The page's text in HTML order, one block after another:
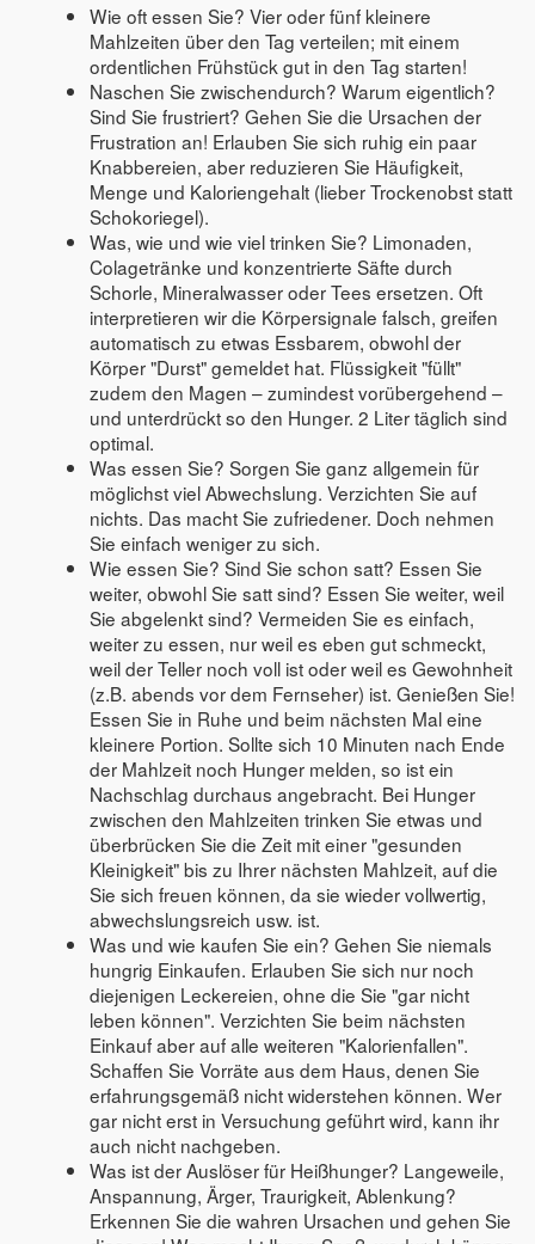
Wie oft essen Sie? Vier oder fünf kleinere
Mahlzeiten über den Tag verteilen; mit einem
ordentlichen Frühstück gut in den Tag starten!
Naschen Sie zwischendurch? Warum eigentlich?
Sind Sie frustriert? Gehen Sie die Ursachen der
Frustration an! Erlauben Sie sich ruhig ein paar
Knabbereien, aber reduzieren Sie Häufigkeit,
Menge und Kaloriengehalt (lieber Trockenobst statt
Schokoriegel).
Was, wie und wie viel trinken Sie? Limonaden,
Colagetränke und konzentrierte Säfte durch
Schorle, Mineralwasser oder Tees ersetzen. Oft
interpretieren wir die Körpersignale falsch, greifen
automatisch zu etwas Essbarem, obwohl der
Körper "Durst" gemeldet hat. Flüssigkeit "füllt"
zudem den Magen – zumindest vorübergehend –
und unterdrückt so den Hunger. 2 Liter täglich sind
optimal.
Was essen Sie? Sorgen Sie ganz allgemein für
möglichst viel Abwechslung. Verzichten Sie auf
nichts. Das macht Sie zufriedener. Doch nehmen
Sie einfach weniger zu sich.
Wie essen Sie? Sind Sie schon satt? Essen Sie
weiter, obwohl Sie satt sind? Essen Sie weiter, weil
Sie abgelenkt sind? Vermeiden Sie es einfach,
weiter zu essen, nur weil es eben gut schmeckt,
weil der Teller noch voll ist oder weil es Gewohnheit
(z.B. abends vor dem Fernseher) ist. Genießen Sie!
Essen Sie in Ruhe und beim nächsten Mal eine
kleinere Portion. Sollte sich 10 Minuten nach Ende
der Mahlzeit noch Hunger melden, so ist ein
Nachschlag durchaus angebracht. Bei Hunger
zwischen den Mahlzeiten trinken Sie etwas und
überbrücken Sie die Zeit mit einer "gesunden
Kleinigkeit" bis zu Ihrer nächsten Mahlzeit, auf die
Sie sich freuen können, da sie wieder vollwertig,
abwechslungsreich usw. ist.
Was und wie kaufen Sie ein? Gehen Sie niemals
hungrig Einkaufen. Erlauben Sie sich nur noch
diejenigen Leckereien, ohne die Sie "gar nicht
leben können". Verzichten Sie beim nächsten
Einkauf aber auf alle weiteren "Kalorienfallen".
Schaffen Sie Vorräte aus dem Haus, denen Sie
erfahrungsgemäß nicht widerstehen können. Wer
gar nicht erst in Versuchung geführt wird, kann ihr
auch nicht nachgeben.
Was ist der Auslöser für Heißhunger? Langeweile,
Anspannung, Ärger, Traurigkeit, Ablenkung?
Erkennen Sie die wahren Ursachen und gehen Sie